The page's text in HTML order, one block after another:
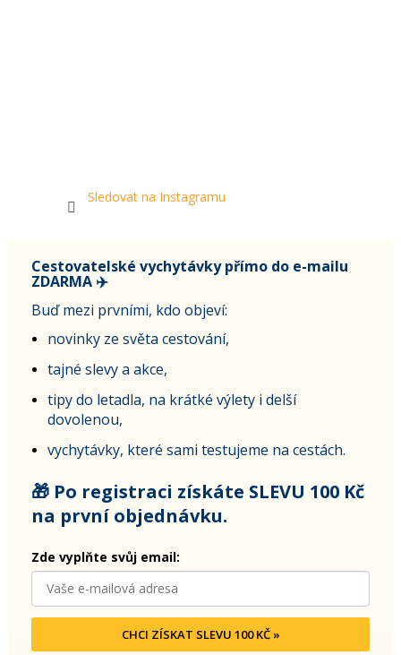
Sledovat na Instagramu
Cestovatelské vychytávky přímo do e-mailu
ZDARMA ✈️
Buď mezi prvními, kdo objeví:
novinky ze světa cestování,
tajné slevy a akce,
tipy do letadla, na krátké výlety i delší
dovolenou,
vychytávky, které sami testujeme na cestách.
🎁 Po registraci získáte SLEVU 100 Kč
na první objednávku.
Zde vyplňte svůj email:
CHCI ZÍSKAT SLEVU 100 KČ »